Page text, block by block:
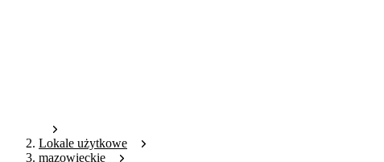
Lokale użytkowe
mazowieckie